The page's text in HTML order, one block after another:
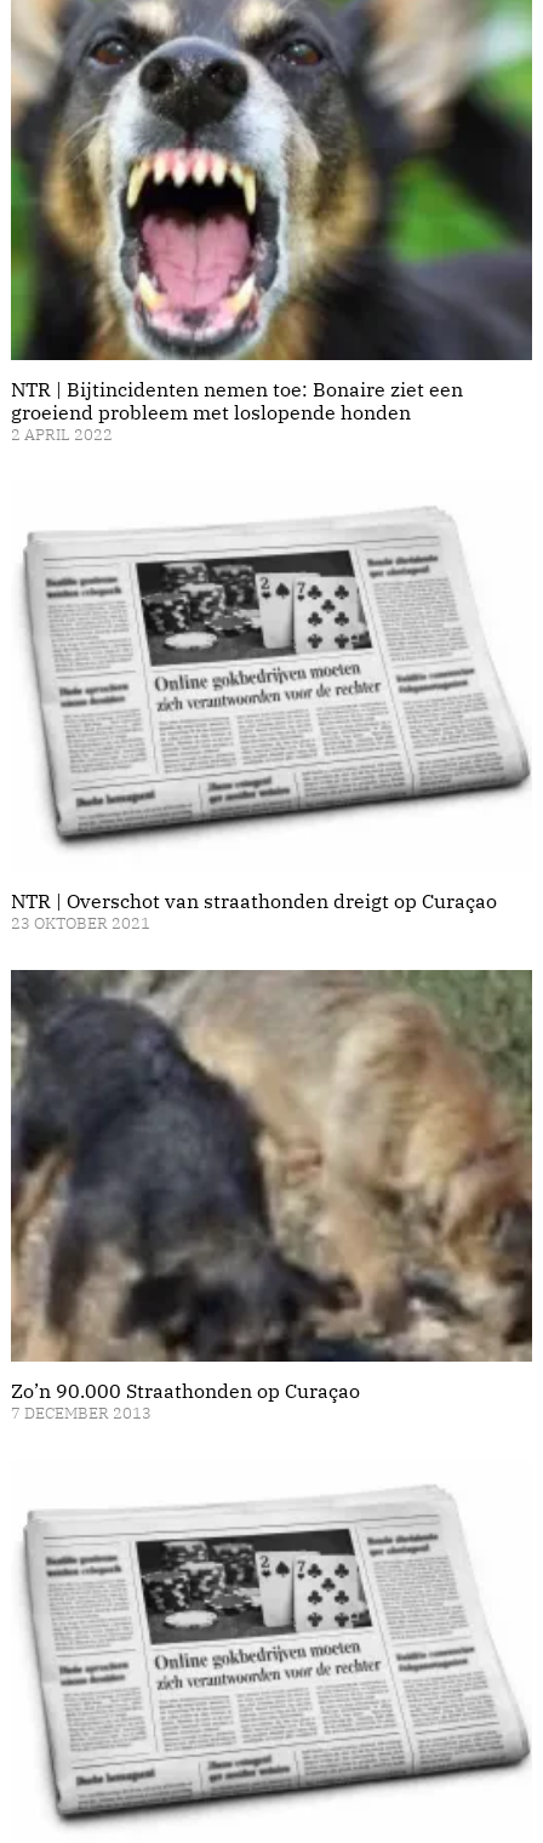
NTR | Bijtincidenten nemen toe: Bonaire ziet een
groeiend probleem met loslopende honden
2 APRIL 2022
NTR | Overschot van straathonden dreigt op Curaçao
23 OKTOBER 2021
Zo’n 90.000 Straathonden op Curaçao
7 DECEMBER 2013